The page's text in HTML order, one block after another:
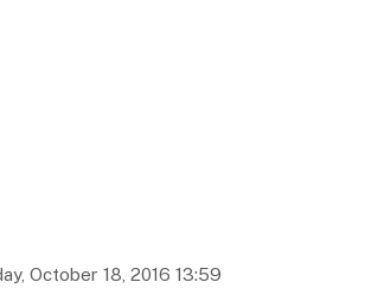
October 18, 2016 13:59